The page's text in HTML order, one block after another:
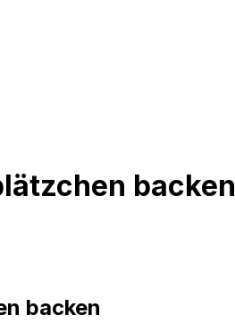
backen
backen